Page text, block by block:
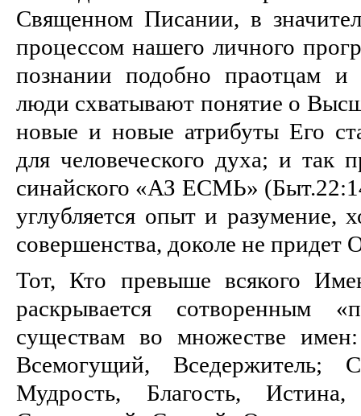
Священном Писании, в
процессом нашего личного
познании подобно праотцам
люди схватывают понятие о
новые и новые атрибуты Его
для человеческого духа; и так
синайского «АЗ ЕСМЬ»
углубляется опыт и разумение,
совершенства, доколе не
Тот, Кто превыше всякого
раскрывается сотворенным
существам во множестве
Всемогущий, Вседержитель;
Мудрость, Благость,